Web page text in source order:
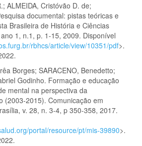
ALMEIDA, Cristóvão D. de;
documental: pistas teóricas e
Brasileira de História e Ciências
1, n.1, p. 1-15, 2009. Disponível
rbhcs/article/view/10351/pdf>.
Borges; SARACENO, Benedetto;
Godinho. Formação e educação
mental na perspectiva da
(2003-2015). Comunicação em
v. 28, n. 3-4, p 350-358, 2017.
portal/resource/pt/mis-39890>.